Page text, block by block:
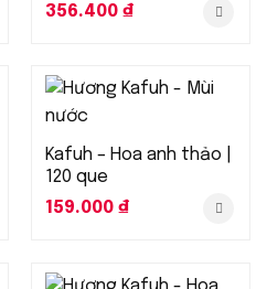
356.400 ₫
Kafuh – Hoa anh thảo |
120 que
159.000 ₫